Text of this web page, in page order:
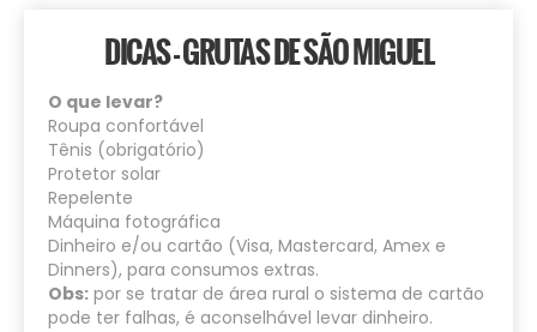
DICAS - GRUTAS DE SÃO MIGUEL
O que levar?
Roupa confortável
Tênis (obrigatório)
Protetor solar
Repelente
Máquina fotográfica
Dinheiro e/ou cartão (Visa, Mastercard, Amex e
Dinners), para consumos extras.
Obs: por se tratar de área rural o sistema de cartão
pode ter falhas, é aconselhável levar dinheiro.